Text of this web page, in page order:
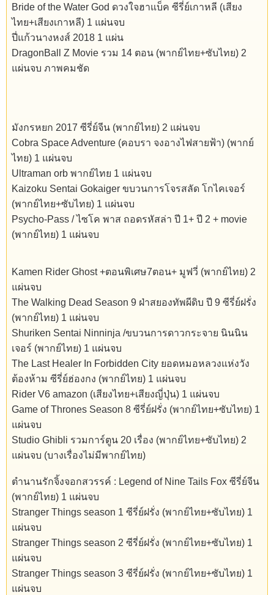
Bride of the Water God ดวงใจฮาแบ็ค ซีรี่ย์เกาหลี (เสียง
ไทย+เสียงเกาหลี) 1 แผ่นจบ
ปี่แก้วนางหงส์ 2018 1 แผ่น
DragonBall Z Movie รวม 14 ตอน (พากย์ไทย+ซับไทย) 2
แผ่นจบ ภาพคมชัด
มังกรหยก 2017 ซีรี่ย์จีน (พากย์ไทย) 2 แผ่นจบ
Cobra Space Adventure (คอบรา จงอางไฟสายฟ้า) (พากย์
ไทย) 1 แผ่นจบ
Ultraman orb พากย์ไทย 1 แผ่นจบ
Kaizoku Sentai Gokaiger ขบวนการโจรสลัด โกไคเจอร์
(พากย์ไทย+ซับไทย) 1 แผ่นจบ
Psycho-Pass / ไซโค พาส ถอดรหัสล่า ปี 1+ ปี 2 + movie
(พากย์ไทย) 1 แผ่นจบ
Kamen Rider Ghost +ตอนพิเศษ7ตอน+ มูฟวี่ (พากย์ไทย) 2
แผ่นจบ
The Walking Dead Season 9 ฝ่าสยองทัพผีดิบ ปี 9 ซีรี่ย์ฝรั่ง
(พากย์ไทย) 1 แผ่นจบ
Shuriken Sentai Ninninja /ขบวนการดาวกระจาย นินนิน
เจอร์ (พากย์ไทย) 1 แผ่นจบ
The Last Healer In Forbidden City ยอดหมอหลวงแห่งวัง
ต้องห้าม ซีรี่ย์ฮ่องกง (พากย์ไทย) 1 แผ่นจบ
Rider V6 amazon (เสียงไทย+เสียงญี่ปุ่น) 1 แผ่นจบ
Game of Thrones Season 8 ซีรี่ย์ฝรั่ง (พากย์ไทย+ซับไทย) 1
แผ่นจบ
Studio Ghibli รวมการ์ตูน 20 เรื่อง (พากย์ไทย+ซับไทย) 2
แผ่นจบ (บางเรื่องไม่มีพากย์ไทย)
ตำนานรักจิ้งจอกสวรรค์ : Legend of Nine Tails Fox ซีรี่ย์จีน
(พากย์ไทย) 1 แผ่นจบ
Stranger Things season 1 ซีรี่ย์ฝรั่ง (พากย์ไทย+ซับไทย) 1
แผ่นจบ
Stranger Things season 2 ซีรี่ย์ฝรั่ง (พากย์ไทย+ซับไทย) 1
แผ่นจบ
Stranger Things season 3 ซีรี่ย์ฝรั่ง (พากย์ไทย+ซับไทย) 1
แผ่นจบ